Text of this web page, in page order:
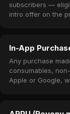
subscribers —
intro offer on the
In-App
Any purchase
consumables,
Apple or Google,